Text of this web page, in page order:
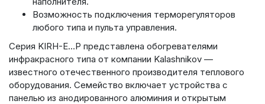
Возможность подключения терморегуляторов
любого типа и пульта управления.
Серия KIRH-E…P представлена обогревателями
инфракрасного типа от компании Kalashnikov —
известного отечественного производителя теплового
оборудования. Семейство включает устройства с
панелью из анодированного алюминия и открытым